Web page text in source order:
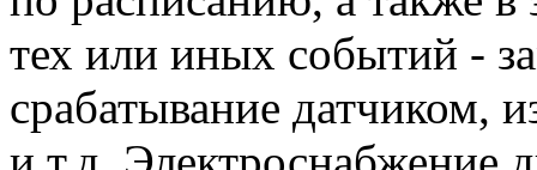
тех или иных событий -
срабатывание датчиком,